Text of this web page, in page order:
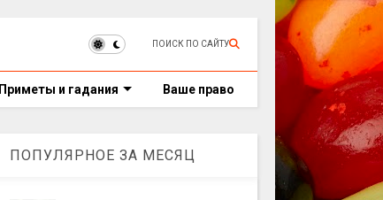
ПОИСК ПО САЙТУ
Приметы и гадания Ваше право
ПОПУЛЯРНОЕ ЗА МЕСЯЦ